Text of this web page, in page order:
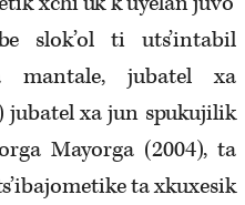
slok’ol ti uts’intabil
mantale, jubatel xa
jubatel xa jun spukujilik
Mayorga (2004), ta
ta xkuxesik